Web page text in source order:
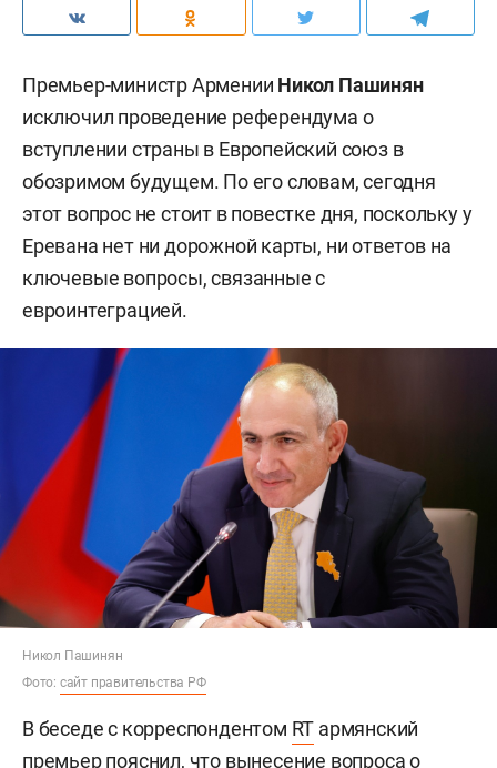
Премьер-министр Армении Никол Пашинян
исключил проведение референдума о
вступлении страны в Европейский союз в
обозримом будущем. По его словам, сегодня
этот вопрос не стоит в повестке дня, поскольку у
Еревана нет ни дорожной карты, ни ответов на
ключевые вопросы, связанные с
евроинтеграцией.
Никол Пашинян
Фото: сайт правительства РФ
В беседе с корреспондентом RT армянский
премьер пояснил, что вынесение вопроса о